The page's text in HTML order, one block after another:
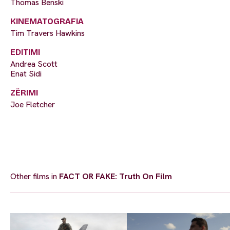
Thomas Benski
KINEMATOGRAFIA
Tim Travers Hawkins
EDITIMI
Andrea Scott
Enat Sidi
ZËRIMI
Joe Fletcher
Other films in FACT OR FAKE: Truth On Film